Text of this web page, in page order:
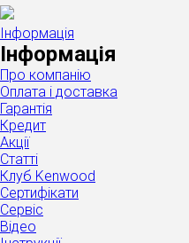
Інформація
Інформація
Про компанію
Оплата і доставка
Гарантія
Кредит
Акції
Статті
Клуб Kenwood
Сертифікати
Сервіс
Відео